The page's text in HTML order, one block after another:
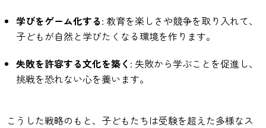
学びをゲーム化する: 教育を楽しさや競争を取り入れて、
子どもが自然と学びたくなる環境を作ります。
失敗を許容する文化を築く : 失敗から学ぶことを促進し、
挑戦を恐れない心を養います。
こうした戦略のもと、子どもたちは受験を超えた多様なス